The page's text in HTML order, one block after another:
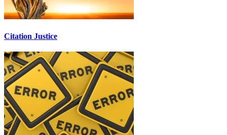
Citation Justice